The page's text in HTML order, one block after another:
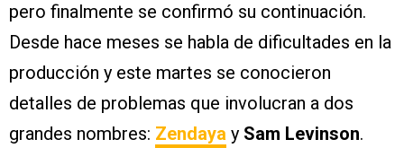
pero finalmente se confirmó su continuación.
Desde hace meses se habla de dificultades en la
producción y este martes se conocieron
detalles de problemas que involucran a dos
grandes nombres: Zendaya y Sam Levinson.